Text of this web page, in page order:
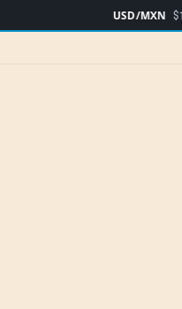
USD/MXN $17.15